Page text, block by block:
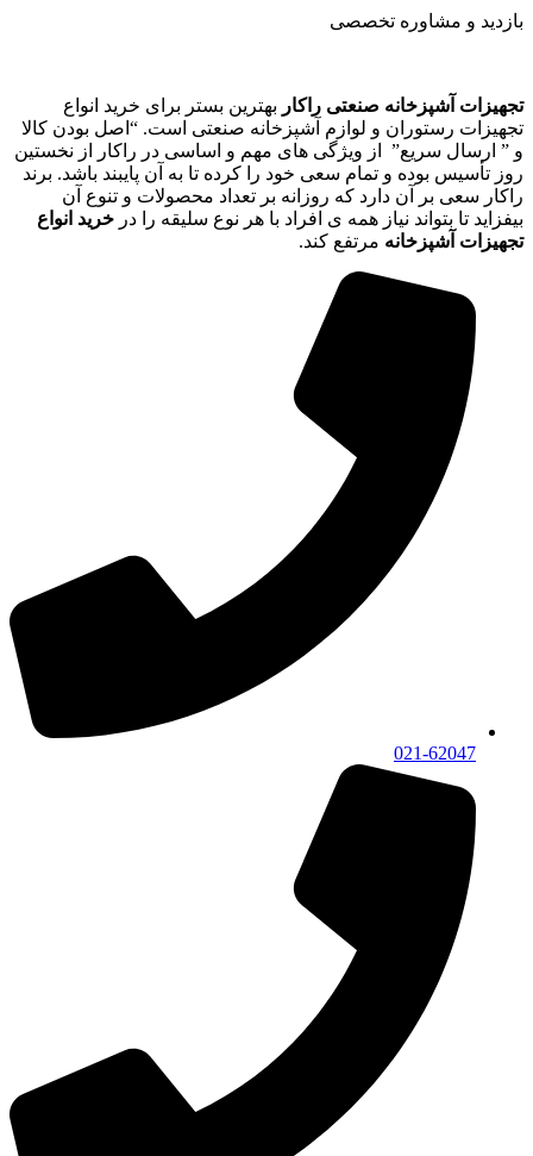
بازدید و مشاوره تخصصی
تجهیزات آشپزخانه صنعتی راکار بهترین بستر برای خرید انواع
تجهیزات رستوران و لوازم آشپزخانه صنعتی است. “اصل بودن کالا
و ” ارسال سریع” از ویژگی های مهم و اساسی در راکار از نخستین
روز تأسیس بوده و تمام سعی خود را کرده تا به آن پایبند باشد. برند
راکار سعی بر آن دارد که روزانه بر تعداد محصولات و تنوع آن
بیفزاید تا بتواند نیاز همه ی افراد با هر نوع سلیقه را در خرید انواع
تجهیزات آشپزخانه مرتفع کند.
021-62047